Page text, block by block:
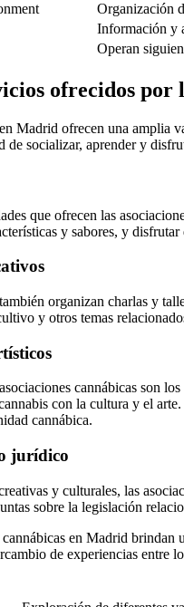
Organización
Información y
Operan
ofrecidos por
Madrid ofrecen una amplia
de socializar, aprender y
que ofrecen las
y sabores, y
organizan charlas y
y otros temas
cannábicas son
con la cultura y el
cannábica.
jurídico
y culturales, las
sobre la legislación
en Madrid
de experiencias entre